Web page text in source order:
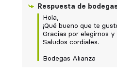
Respuesta de
Hola,
¡Qué bueno que te
Gracias por elegirnos
Saludos cordiales.
Bodegas Alianza